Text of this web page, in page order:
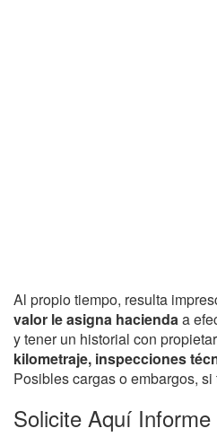
Al propio tiempo, resulta
valor le asigna haciendaa
y tener un historial con
kilometraje, inspecciones
Posibles cargas o embargos,
Solicite Aquí